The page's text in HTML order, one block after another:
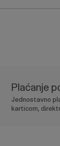
Plaćanje
Jednostavno
karticom,